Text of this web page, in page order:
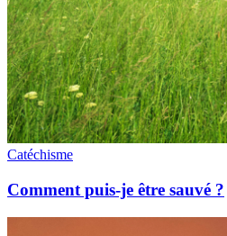
Catéchisme
Comment puis-je être sauvé ?